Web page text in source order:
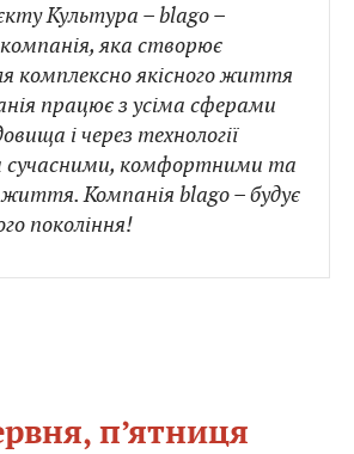
Культура – blago –
яка створює
комплексно якісного життя
працює з усіма сферами
і через технології
сучасними, комфортними та
Компанія blago – будує
покоління!
п’ятниця